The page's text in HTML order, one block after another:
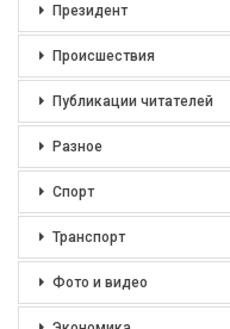
Президент
Происшествия
Публикации читателей
Разное
Спорт
Транспорт
Фото и видео